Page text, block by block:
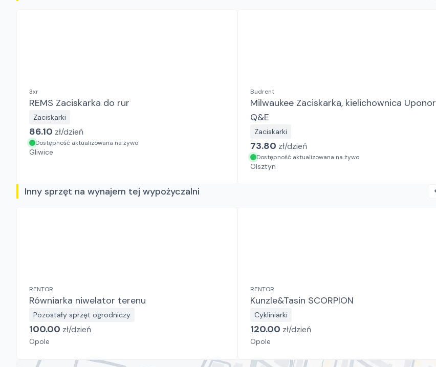
3xr
REMS Zaciskarka do rur
Zaciskarki
86.10 zł/dzień
Dostępność aktualizowana na żywo
Gliwice
Budrent
Milwaukee Zaciskarka, kielichownica Uponor
Q&E
Zaciskarki
73.80 zł/dzień
Dostępność aktualizowana na żywo
Olsztyn
Inny sprzęt na wynajem tej wypożyczalni
RENTOR
Równiarka niwelator terenu
Pozostały sprzęt ogrodniczy
100.00 zł/dzień
Opole
RENTOR
Kunzle&Tasin SCORPION
Cykliniarki
120.00 zł/dzień
Opole